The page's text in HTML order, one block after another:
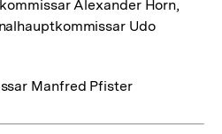
Alexander Horn,
Udo
Manfred Pfister